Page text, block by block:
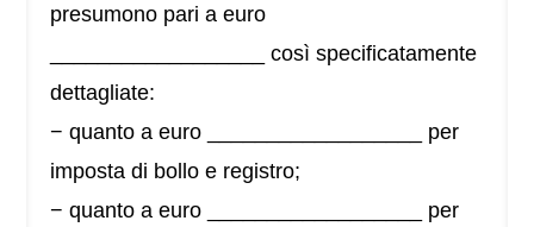
presumono pari a euro
__________________ così specificatamente
dettagliate:
− quanto a euro __________________ per
imposta di bollo e registro;
− quanto a euro __________________ per